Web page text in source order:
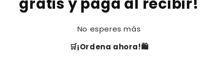
No esperes más
🛒¡Ordena ahora!🛍